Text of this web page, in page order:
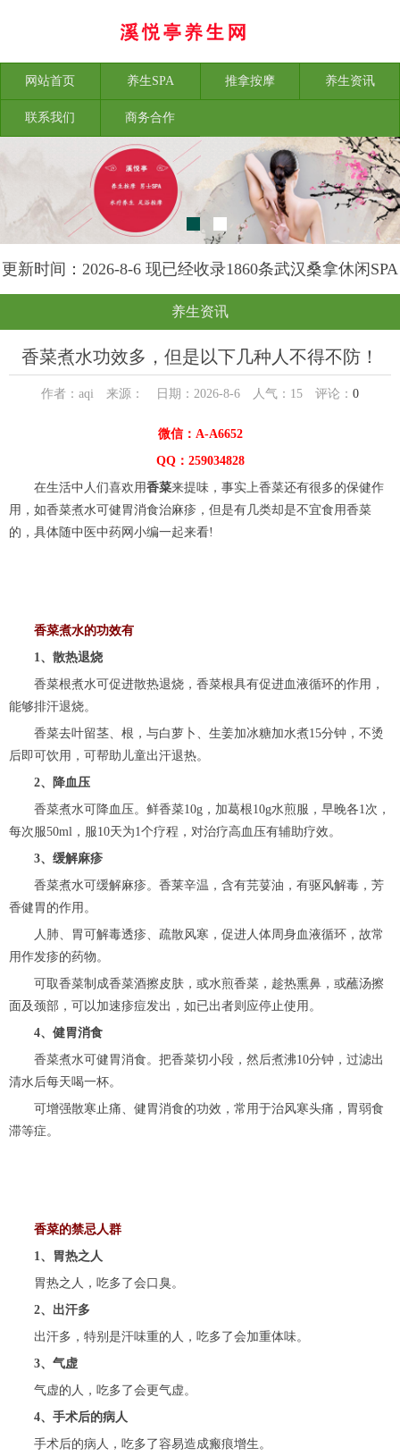
网站首页 养生SPA 推拿按摩 养生资讯
联系我们 商务合作
更新时间：2026-8-6 现已经收录1860条武汉桑拿休闲SPA
会所-武汉溪悦亭养生网信息
养生资讯
香菜煮水功效多，但是以下几种人不得不防！
作者：aqi 来源： 日期：2026-8-6 人气： 15 评论： 0
微信：A-A6652
QQ：259034828
在生活中人们喜欢用香菜来提味，事实上香菜还有很多的保健作
用，如香菜煮水可健胃消食治麻疹，但是有几类却是不宜食用香菜
的，具体随中医中药网小编一起来看!
香菜煮水的功效有
1、散热退烧
香菜根煮水可促进散热退烧，香菜根具有促进血液循环的作用，
能够排汗退烧。
香菜去叶留茎、根，与白萝卜、生姜加冰糖加水煮15分钟，不烫
后即可饮用，可帮助儿童出汗退热。
2、降血压
香菜煮水可降血压。鲜香菜10g，加葛根10g水煎服，早晚各1次，
每次服50ml，服10天为1个疗程，对治疗高血压有辅助疗效。
3、缓解麻疹
香菜煮水可缓解麻疹。香莱辛温，含有芫荽油，有驱风解毒，芳
香健胃的作用。
人肺、胃可解毒透疹、疏散风寒，促进人体周身血液循环，故常
用作发疹的药物。
可取香菜制成香菜酒擦皮肤，或水煎香菜，趁热熏鼻，或蘸汤擦
面及颈部，可以加速疹痘发出，如已出者则应停止使用。
4、健胃消食
香菜煮水可健胃消食。把香菜切小段，然后煮沸10分钟，过滤出
清水后每天喝一杯。
可增强散寒止痛、健胃消食的功效，常用于治风寒头痛，胃弱食
滞等症。
香菜的禁忌人群
1、胃热之人
胃热之人，吃多了会口臭。
2、出汗多
出汗多，特别是汗味重的人，吃多了会加重体味。
3、气虚
气虚的人，吃多了会更气虚。
4、手术后的病人
手术后的病人，吃多了容易造成瘢痕增生。